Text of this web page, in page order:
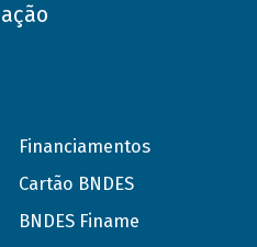
Financiamentos
Cartão BNDES
BNDES Finame